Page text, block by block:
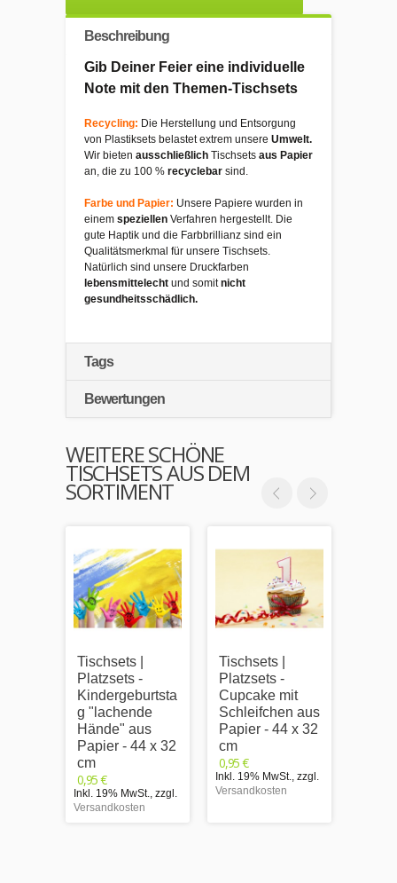
Beschreibung
Gib Deiner Feier eine individuelle
Note mit den Themen-Tischsets
Recycling: Die Herstellung und Entsorgung
von Plastiksets belastet extrem unsere Umwelt.
Wir bieten ausschließlich Tischsets aus Papier
an, die zu 100 % recyclebar sind.
Farbe und Papier: Unsere Papiere wurden in
einem speziellen Verfahren hergestellt. Die
gute Haptik und die Farbbrillianz sind ein
Qualitätsmerkmal für unsere Tischsets.
Natürlich sind unsere Druckfarben
lebensmittelecht und somitnicht
gesundheitsschädlich.
Tags
Bewertungen
WEITERE SCHÖNE
TISCHSETS AUS DEM
SORTIMENT
Tischsets |
Platzsets -
Kindergeburtsta
g "lachende
Hände" aus
Papier - 44 x 32
cm
0,95 €
Inkl. 19% MwSt., zzgl.
Versandkosten
Tischsets |
Platzsets -
Cupcake mit
Schleifchen aus
Papier - 44 x 32
cm
0,95 €
Inkl. 19% MwSt., zzgl.
Versandkosten